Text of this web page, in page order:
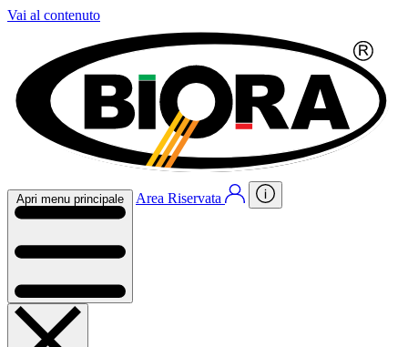
Vai al contenuto
Apri menu principale Area Riservata